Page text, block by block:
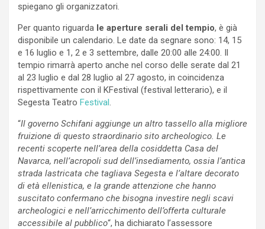
spiegano gli organizzatori.
Per quanto riguarda le aperture serali del tempio, è già
disponibile un calendario. Le date da segnare sono: 14, 15
e 16 luglio e 1, 2 e 3 settembre, dalle 20:00 alle 24:00. Il
tempio rimarrà aperto anche nel corso delle serate dal 21
al 23 luglio e dal 28 luglio al 27 agosto, in coincidenza
rispettivamente con il KFestival (festival letterario), e il
Segesta Teatro Festival.
“Il governo Schifani aggiunge un altro tassello alla migliore
fruizione di questo straordinario sito archeologico. Le
recenti scoperte nell’area della cosiddetta Casa del
Navarca, nell’acropoli sud dell’insediamento, ossia l’antica
strada lastricata che tagliava Segesta e l’altare decorato
di età ellenistica, e la grande attenzione che hanno
suscitato confermano che bisogna investire negli scavi
archeologici e nell’arricchimento dell’offerta culturale
accessibile al pubblico“, ha dichiarato l’assessore